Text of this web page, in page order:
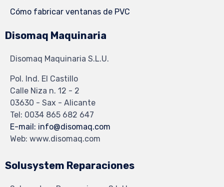
Cómo fabricar ventanas de PVC
Disomaq Maquinaria
Disomaq Maquinaria S.L.U.
Pol. Ind. El Castillo
Calle Niza n. 12 - 2
03630 - Sax - Alicante
Tel: 0034 865 682 647
E-mail: info@disomaq.com
Web: www.disomaq.com
Solusystem Reparaciones